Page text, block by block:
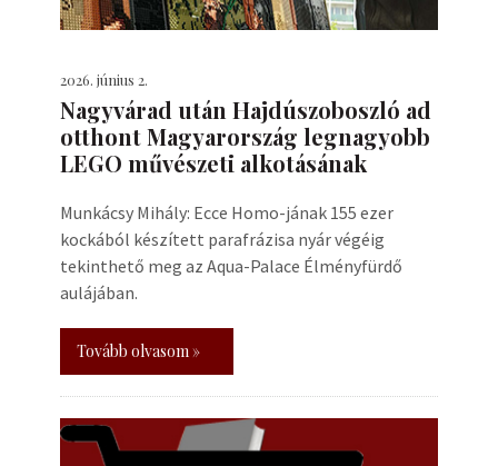
2026. június 2.
Nagyvárad után Hajdúszoboszló ad
otthont Magyarország legnagyobb
LEGO művészeti alkotásának
Munkácsy Mihály: Ecce Homo-jának 155 ezer
kockából készített parafrázisa nyár végéig
tekinthető meg az Aqua-Palace Élményfürdő
aulájában.
Tovább olvasom »